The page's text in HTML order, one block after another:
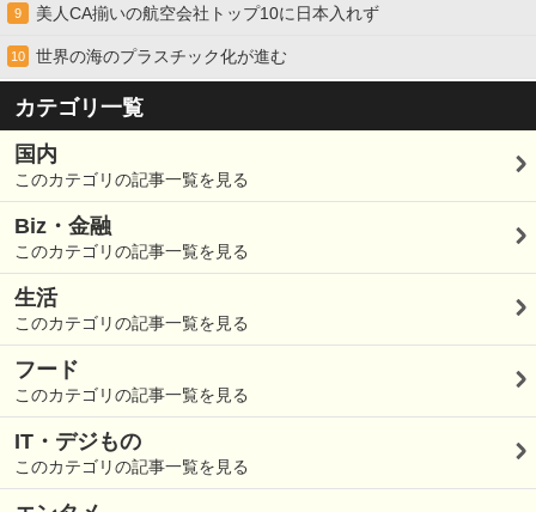
9 美人CA揃いの航空会社トップ10に日本入れず
10 世界の海のプラスチック化が進む
カテゴリ一覧
国内
このカテゴリの記事一覧を見る
Biz・金融
このカテゴリの記事一覧を見る
生活
このカテゴリの記事一覧を見る
フード
このカテゴリの記事一覧を見る
IT・デジもの
このカテゴリの記事一覧を見る